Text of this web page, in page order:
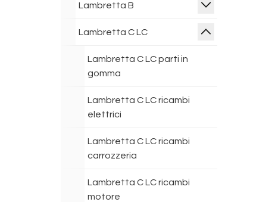
Lambretta B
Lambretta C LC
Lambretta C LC parti in
gomma
Lambretta C LC ricambi
elettrici
Lambretta C LC ricambi
carrozzeria
Lambretta C LC ricambi
motore